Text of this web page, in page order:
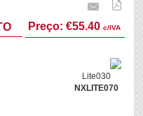
Preço: €55.40 c/IVA
Lite030
NXLITE070